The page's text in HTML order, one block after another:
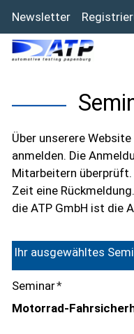
Newsletter
Über unserere
anmelden. Die
Mitarbeitern
Zeit eine
die ATP GmbH ist die
Ihr ausgewähltes
Seminar*